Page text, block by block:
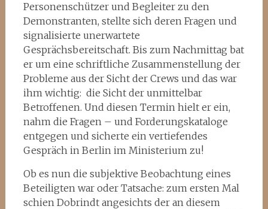
Personenschützer und Begleiter zu den
Demonstranten, stellte sich deren Fragen und
signalisierte unerwartete
Gesprächsbereitschaft. Bis zum Nachmittag bat
er um eine schriftliche Zusammenstellung der
Probleme aus der Sicht der Crews und das war
ihm wichtig: die Sicht der unmittelbar
Betroffenen. Und diesen Termin hielt er ein,
nahm die Fragen – und Forderungskataloge
entgegen und sicherte ein vertiefendes
Gespräch in Berlin im Ministerium zu!
Ob es nun die subjektive Beobachtung eines
Beteiligten war oder Tatsache: zum ersten Mal
schien Dobrindt angesichts der an diesem